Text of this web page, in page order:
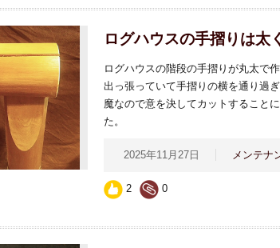
ログハウスの手摺りは太
ログハウスの階段の手摺りが丸太で
出っ張っていて手摺りの横を通り過
魔なので意を決してカットすること
た。
2025年11月27日 メンテナ
2 0